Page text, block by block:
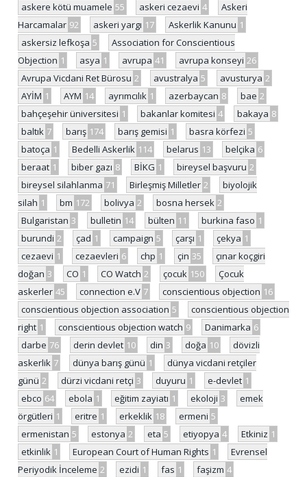
askere kötü muamele 55 askeri cezaevi 4
Askeri
Harcamalar 92 askeri yargı 17 Askerlik Kanunu 1
askersiz lefkoşa 5
Association for Conscientious
Objection 1 asya 1 avrupa 41 avrupa konseyi 26
Avrupa Vicdani Ret Bürosu 2 avustralya 5 avusturya 2
AYİM 1 AYM 14 ayrımcılık 1 azerbaycan 8 bae 2
bahçeşehir üniversitesi 1 bakanlar komitesi 4 bakaya 8
baltık 7 barış 174 barış gemisi 1 basra körfezi 5
batoça 1 Bedelli Askerlik 114 belarus 13 belçika 6
beraat 1 biber gazı 8 BİKG 1 bireysel başvuru 2
bireysel silahlanma 71 Birleşmiş Milletler 2
biyolojik
silah 1 bm 172 bolivya 2 bosna hersek 2
Bulgaristan 3 bulletin 14 bülten 11 burkina faso 1
burundi 2 çad 1 campaign 5 çarşı 1 çekya 1
cezaevi 1 cezaevleri 6 chp 1 çin 35
çınar koçgiri
doğan 3 CO 1 CO Watch 2 çocuk 150
Çocuk
askerler 45 connection e.V 7 conscientious objection 16
conscientious objection association 5
conscientious objection
right 1 conscientious objection watch 9 Danimarka 6
darbe 76 derin devlet 10 din 3 doğa 10
dövizli
askerlik 7 dünya barış günü 1
dünya vicdani retçiler
günü 2 dürzi vicdani retçi 3 duyuru 1 e-devlet 1
ebco 64 ebola 1 eğitim zayiatı 1 ekoloji 3
emek
örgütleri 1 eritre 1 erkeklik 18 ermeni 5
ermenistan 5 estonya 2 eta 5 etiyopya 4 Etkiniz 1
etkinlik 1 European Court of Human Rights 1
Evrensel
Periyodik İnceleme 2 ezidi 1 fas 1 faşizm 4